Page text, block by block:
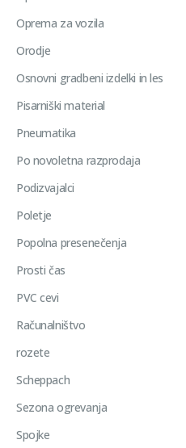
Oprema za vozila
Orodje
Osnovni gradbeni izdelki in les
Pisarniški material
Pneumatika
Po novoletna razprodaja
Podizvajalci
Poletje
Popolna presenečenja
Prosti čas
PVC cevi
Računalništvo
rozete
Scheppach
Sezona ogrevanja
Spojke